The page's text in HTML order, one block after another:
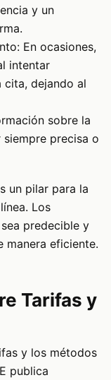
y un
En ocasiones,
intentar
cita, dejando al
sobre la
precisa o
un pilar para la
Los
predecible y
manera eficiente.
Tarifas y
y los métodos
publica